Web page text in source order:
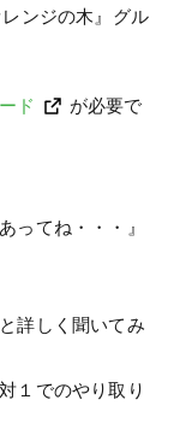
ンジの木』グル
ド
が必要で
ってね・・・』
詳しく聞いてみ
１でのやり取り